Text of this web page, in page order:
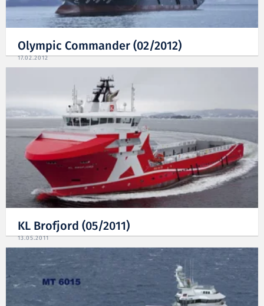
Olympic Commander (02/2012)
17.02.2012
KL Brofjord (05/2011)
13.05.2011